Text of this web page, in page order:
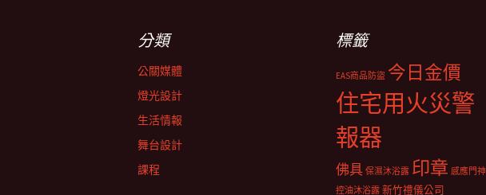
分類
公關媒體
燈光設計
生活情報
舞台設計
課程
標籤
EAS商品防盜 今日金價
住宅用火災警
報器
佛具 保濕沐浴露 印章 感應門神
控油沐浴露 新竹禮儀公司